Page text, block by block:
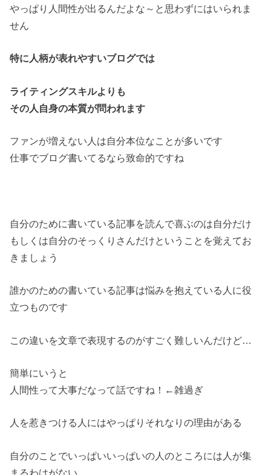
やっぱり人間性が出るんだよな～と思わずにはいられま
せん
特に人柄が表れやすいブログでは
ライティングスキルよりも
その人自身の本質が問われます
ファンが増えない人は自分本位なことが多いです
仕事でブログ書いてるなら致命的ですね
自分のために書いている記事を読んで喜ぶのは自分だけ
もしくは自分のそっくりさんだけということを覚えてお
きましょう
誰かのための書いている記事は悩みを抱えている人に役
立つものです
この違いを文章で表現するのがすごく難しいんだけど…
簡単にいうと
人間性って大事だなって話ですね！←雑過ぎ
人を惹きつける人にはやっぱりそれなりの理由がある
自分のことでいっぱいいっぱいの人のところには人が集
まるわけがない